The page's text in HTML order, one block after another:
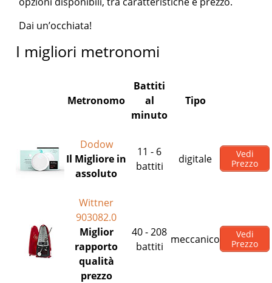
Dai un’occhiata!
I migliori metronomi
Metronomo
Battiti
al
minuto
Tipo
Dodow
Il Migliore in
assoluto
11 - 6
battiti
digitale
Vedi
Prezzo
Wittner
903082.0
Miglior
rapporto
qualità
prezzo
40 - 208
battiti
meccanico
Vedi
Prezzo